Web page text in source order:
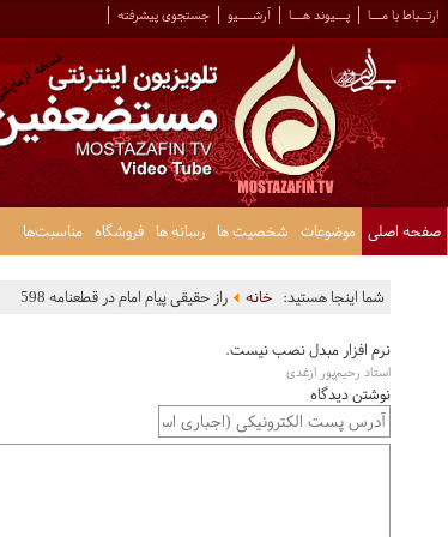
ارتــباط با مـــا پـــیوند هـــا آرشــــیو جستجوی پیشرفته
صفحه اصلی موضوعات شخصیت ها رسانه ها فروشگاه مناسبت‌ها
شما اینجا هستید: خانه راز حقیقی پیام امام در قطعنامه 598
نرم افزار مبدل نصب نیست.
استاد رحیم‌پور ازغدی
نوشتن دیدگاه